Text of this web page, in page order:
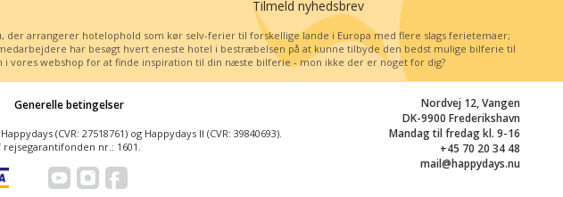
Tilmeld nyhedsbrev
der arrangerer hotelophold som kør selv-ferier til forskellige lande i Europa med flere slags ferietemaer;
har besøgt hvert eneste hotel i bestræbelsen på at kunne tilbyde den bedst mulige bilferie til
vores webshop for at finde inspiration til din næste bilferie - mon ikke der er noget for dig?
Nordvej 12, Vangen
DK-9900 Frederikshavn
Mandag til fredag kl. 9-16
+45 70 20 34 48
mail@happydays.nu
Generelle betingelser
(CVR: 27518761) og Happydays II (CVR: 39840693).
nr.: 1601.